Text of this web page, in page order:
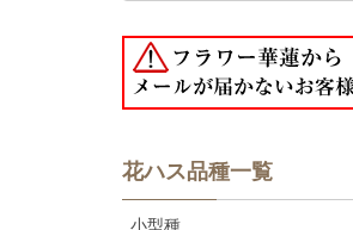
花ハス品種一覧
小型種